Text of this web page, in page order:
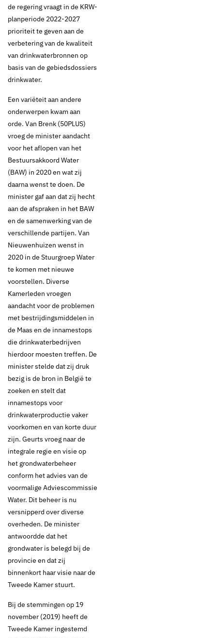
Tweede Kamer:
minister pak regie bij
KRW en geef
prioriteit aan
drinkwater
12 november 2019
Thema's:
Drinkwaterbronnen en opkomende stoffen
de regering vraagt in de KRW-
planperiode 2022-2027
prioriteit te geven aan de
verbetering van de kwaliteit
van drinkwaterbronnen op
basis van de gebiedsdossiers
drinkwater.
Een variëteit aan andere
onderwerpen kwam aan
orde. Van Brenk (50PLUS)
vroeg de minister aandacht
voor het aflopen van het
Bestuursakkoord Water
(BAW) in 2020 en wat zij
daarna wenst te doen. De
minister gaf aan dat zij hecht
aan de afspraken in het BAW
en de samenwerking van de
verschillende partijen. Van
Nieuwenhuizen wenst in
2020 in de Stuurgroep Water
te komen met nieuwe
voorstellen. Diverse
Kamerleden vroegen
aandacht voor de problemen
met bestrijdingsmiddelen in
de Maas en de innamestops
die drinkwaterbedrijven
hierdoor moesten treffen. De
minister stelde dat zij druk
bezig is de bron in België te
zoeken en stelt dat
innamestops voor
drinkwaterproductie vaker
voorkomen en van korte duur
zijn. Geurts vroeg naar de
integrale regie en visie op
het grondwaterbeheer
conform het advies van de
voormalige Adviescommissie
Water. Dit beheer is nu
versnipperd over diverse
overheden. De minister
antwoordde dat het
grondwater is belegd bij de
provincie en dat zij
binnenkort haar visie naar de
Tweede Kamer stuurt.
Bij de stemmingen op 19
november (2019) heeft de
Tweede Kamer ingestemd